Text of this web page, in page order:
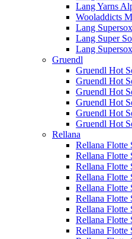
Lang Yarns
Wooladdicts
Lang
Lang Super
Lang
Gruendl
Gruendl Hot
Gruendl Hot
Gruendl Hot
Gruendl Hot
Gruendl Hot
Gruendl Hot
Rellana
Rellana Flotte
Rellana Flotte
Rellana Flotte
Rellana Flotte
Rellana Flotte
Rellana Flotte
Rellana Flotte
Rellana Flotte
Rellana Flotte